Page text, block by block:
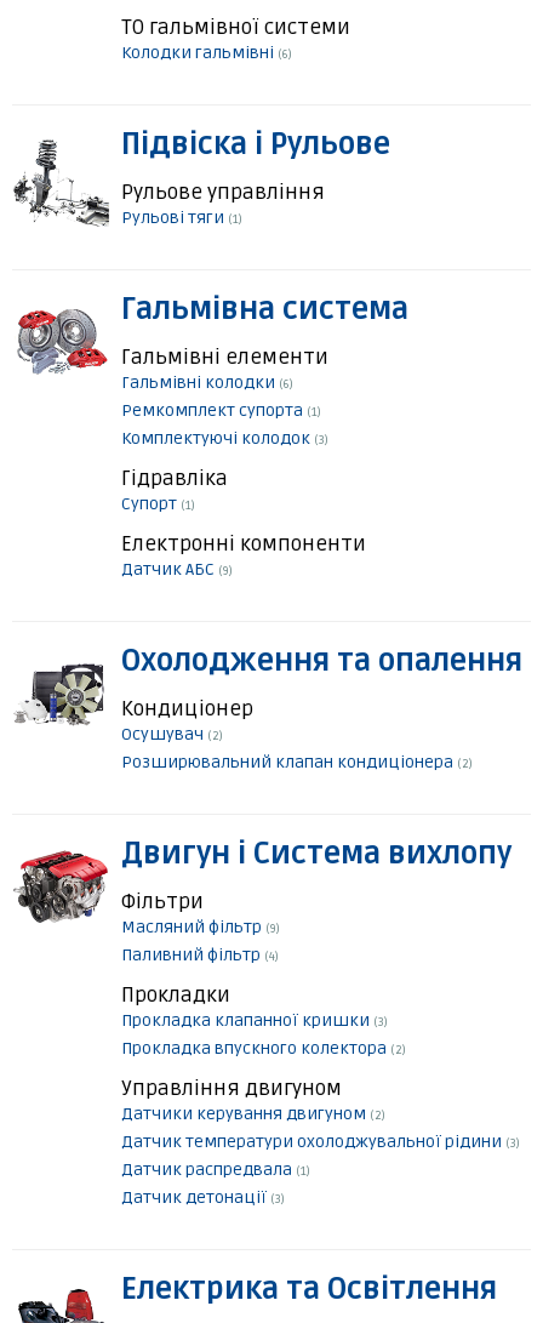
ТО гальмівної системи
Колодки гальмівні (6)
Підвіска і Рульове
Рульове управління
Рульові тяги (1)
Гальмівна система
Гальмівні елементи
Гальмівні колодки (6)
Ремкомплект супорта (1)
Комплектуючі колодок (3)
Гідравліка
Супорт (1)
Електронні компоненти
Датчик АБС (9)
Охолодження та опалення
Кондиціонер
Осушувач (2)
Розширювальний клапан кондиціонера (2)
Двигун і Система вихлопу
Фільтри
Масляний фільтр (9)
Паливний фільтр (4)
Прокладки
Прокладка клапанної кришки (3)
Прокладка впускного колектора (2)
Управління двигуном
Датчики керування двигуном (2)
Датчик температури охолоджувальної рідини (3)
Датчик распредвала (1)
Датчик детонації (3)
Електрика та Освітлення